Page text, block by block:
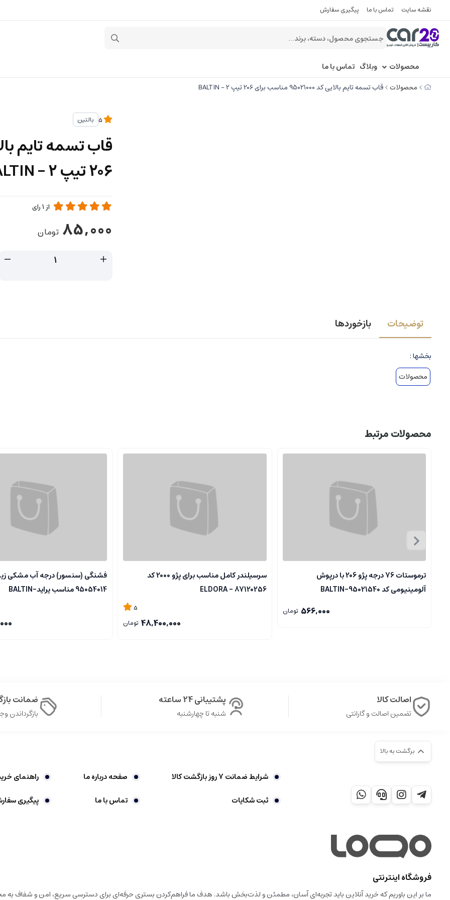
نقشه سایت تماس با ما پیگیری سفارش
محصولات وبلاگ تماس با ما
محصولات قاب تسمه تایم بالایی کد 95021000 مناسب برای 206 تیپ 2 - BALTIN
بالتین
206 تیپ 2 - BALTIN
از1رای
85,000 تومان
توضیحات بازخوردها
بخشها :
محصولات
محصولات مرتبط
ترموستات 76 درجه پژو 206 با درپوش
آلومینیومی کد 95021540-BALTIN
566,000 تومان
سرسیلندر کامل مناسب برای پژو 2000 کد
87120256 - ELDORA
5
48,400,000 تومان
فشنگی (سنسور) درجه آب مشکی
95054014 مناسب پراید-BALTIN
اصالت کالا
تضمین اصالت و گارانتی
پشتیبانی 24 ساعته
شنبه تا چهارشنبه
ضمانت
بازگرداندن وجه
برگشت به بالا
شرایط ضمانت 7 روز بازگشت کالا صفحه درباره ما
راهنمای
ثبت شکایات
تماس با ما پیگیری
فروشگاه اینترنتی
ما بر این باوریم که خرید آنلاین باید تجربه‌ای آسان، مطمئن و لذت‌بخش باشد. هدف ما فراهم‌کردن بستری حرفه‌ای برای دسترسی سریع، امن و شفاف به